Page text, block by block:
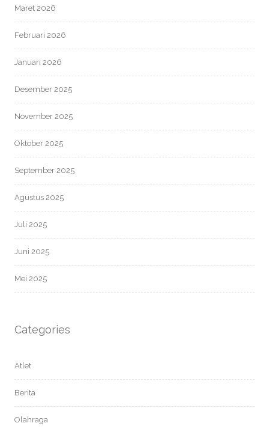
Maret 2026
Februari 2026
Januari 2026
Desember 2025
November 2025
Oktober 2025
September 2025
Agustus 2025
Juli 2025
Juni 2025
Mei 2025
Categories
Atlet
Berita
Olahraga